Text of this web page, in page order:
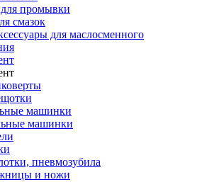
промывки
смазок
для маслосменного
машинки
машинки
пневмозубила
и ножи